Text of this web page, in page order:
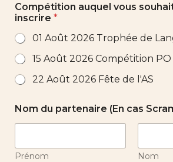
Compétition auquel vous
inscrire*
01 Août 2026 Trophée de
15 Août 2026 Compétition
22 Août 2026 Fête de l'AS
Nom du partenaire (En cas
Prénom Nom